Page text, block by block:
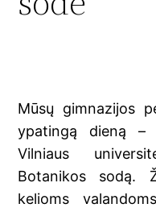
Mūsų gimnazijos
ypatingą dieną –
Vilniaus
Botanikos sodą.
kelioms